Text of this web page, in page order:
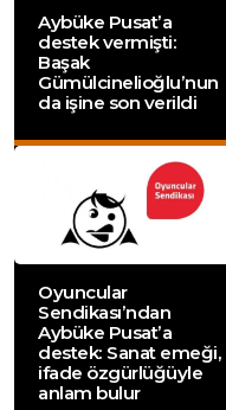
Aybüke Pusat’a
destek vermişti:
Başak
Gümülcinelioğlu’nun
da işine son verildi
Oyuncular
Sendikası’ndan
Aybüke Pusat’a
destek: Sanat emeği,
ifade özgürlüğüyle
anlam bulur